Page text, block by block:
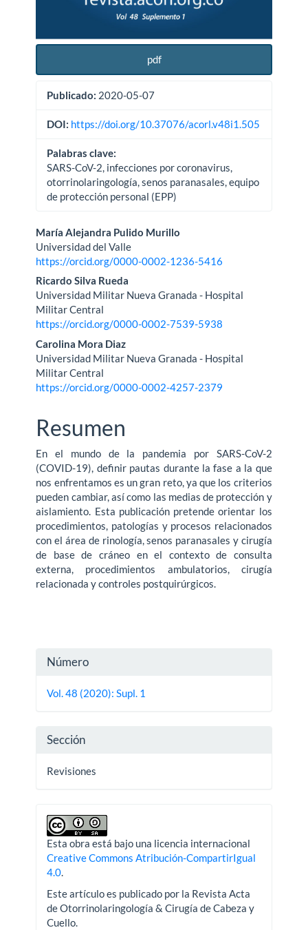
pdf
Publicado: 2020-05-07
DOI: https://doi.org/10.37076/acorl.v48i1.505
Palabras clave:
SARS-CoV-2, infecciones por coronavirus,
otorrinolaringología, senos paranasales, equipo
de protección personal (EPP)
Contenido
principal
del
artículo
María Alejandra Pulido Murillo
Universidad del Valle
https://orcid.org/0000-0002-1236-5416
Ricardo Silva Rueda
Universidad Militar Nueva Granada - Hospital
Militar Central
https://orcid.org/0000-0002-7539-5938
Carolina Mora Diaz
Universidad Militar Nueva Granada - Hospital
Militar Central
https://orcid.org/0000-0002-4257-2379
Resumen
En el mundo de la pandemia por SARS-CoV-2
(COVID-19), definir pautas durante la fase a la que
nos enfrentamos es un gran reto, ya que los criterios
pueden cambiar, así como las medias de protección y
aislamiento. Esta publicación pretende orientar los
procedimientos, patologías y procesos relacionados
con el área de rinología, senos paranasales y cirugía
de base de cráneo en el contexto de consulta
externa, procedimientos ambulatorios, cirugía
relacionada y controles postquirúrgicos.
Detalles
del
artículo
Número
Vol. 48 (2020): Supl. 1
Sección
Revisiones
Esta obra está bajo una licencia internacional
Creative Commons Atribución-CompartirIgual
4.0.
Este artículo es publicado por la Revista Acta
de Otorrinolaringología & Cirugía de Cabeza y
Cuello.